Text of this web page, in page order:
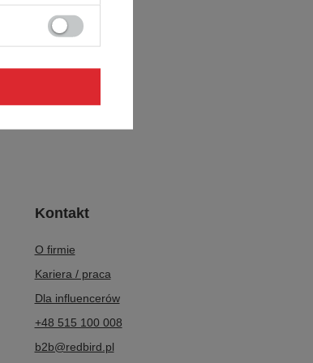
Kontakt
O firmie
Kariera / praca
Dla influencerów
+48 515 100 008
b2b@redbird.pl